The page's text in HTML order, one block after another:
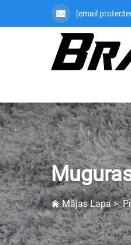
[email
Mājas Lapa>